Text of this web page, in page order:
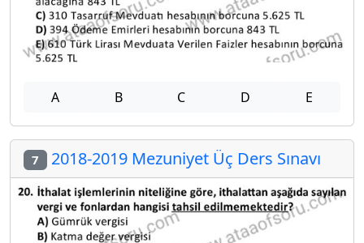
A B C D E
7 2018-2019 Mezuniyet Üç Ders Sınavı